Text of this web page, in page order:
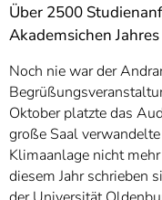
Über 2500
Akademsichen
Noch nie war der
Oktober platzte das
große Saal
Klimaanlage nicht
diesem Jahr schrieben